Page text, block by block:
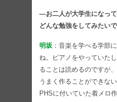
―お二人が大学生になっ
どんな勉強をしてみたい
明坂 ：音楽を学べる学部
ね。ピアノをやっていた
ることは読めるのですが
うまく作ることができな
PHSに付いていた着メロ